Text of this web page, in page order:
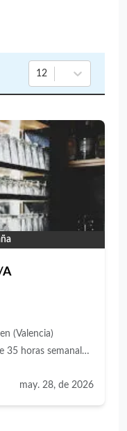
12
A
(Valencia)
organizados
* Buen
may. 28, de 2026